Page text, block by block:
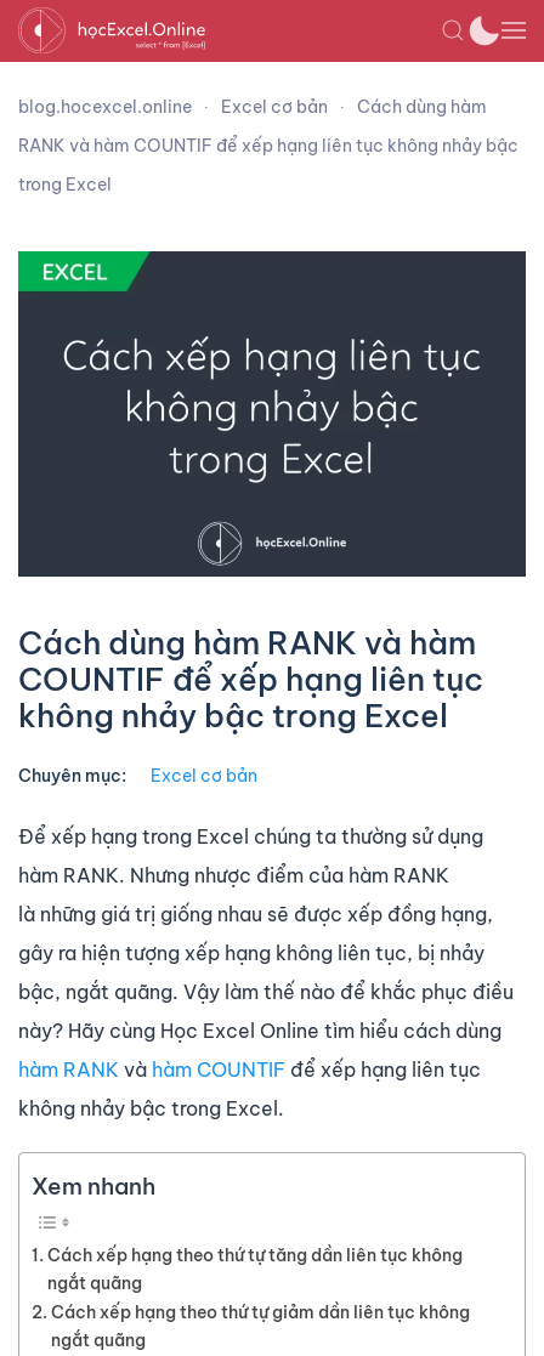
blog.hocexcel.online Excel cơ bản
Cách dùng hàm
RANK và hàm COUNTIF để xếp hạng liên tục không nhảy bậc
trong Excel
Cách dùng hàm RANK và hàm
COUNTIF để xếp hạng liên tục
không nhảy bậc trong Excel
Chuyên mục: Excel cơ bản
Để xếp hạng trong Excel chúng ta thường sử dụng
hàm RANK. Nhưng nhược điểm của hàm RANK
là những giá trị giống nhau sẽ được xếp đồng hạng,
gây ra hiện tượng xếp hạng không liên tục, bị nhảy
bậc, ngắt quãng. Vậy làm thế nào để khắc phục điều
này? Hãy cùng Học Excel Online tìm hiểu cách dùng
hàm RANK và hàm COUNTIF để xếp hạng liên tục
không nhảy bậc trong Excel.
Xem nhanh
Cách xếp hạng theo thứ tự tăng dần liên tục không
ngắt quãng
Cách xếp hạng theo thứ tự giảm dần liên tục không
ngắt quãng